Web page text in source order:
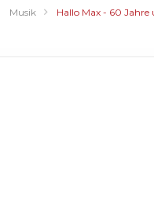
Musik Hallo Max - 60 Jahre